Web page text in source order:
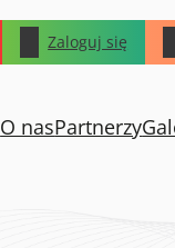
Zaloguj się
O nasPartnerzy